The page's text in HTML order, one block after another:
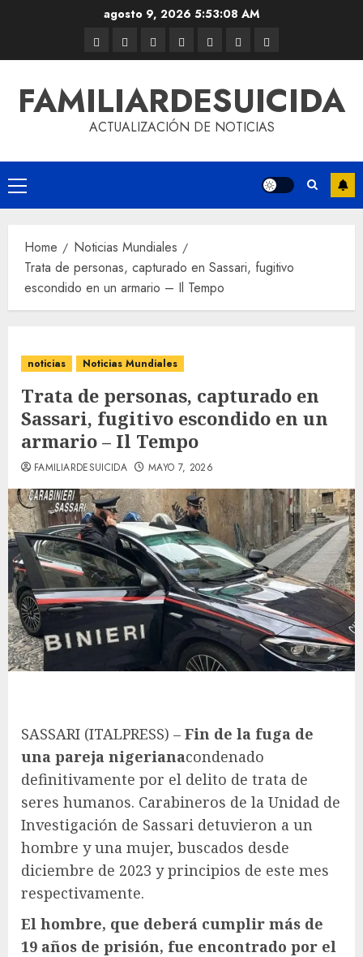
agosto 9, 2026 5:53:08 AM
FAMILIARDESUICIDA
ACTUALIZACIÓN DE NOTICIAS
Home
Noticias Mundiales
Trata de personas, capturado en Sassari, fugitivo
escondido en un armario – Il Tempo
noticias Noticias Mundiales
Trata de personas, capturado en
Sassari, fugitivo escondido en un
armario – Il Tempo
FAMILIARDESUICIDA MAYO 7, 2026
SASSARI (ITALPRESS) – Fin de la fuga de
una pareja nigerianacondenado
definitivamente por el delito de trata de
seres humanos. Carabineros de la Unidad de
Investigación de Sassari detuvieron a un
hombre y una mujer, buscados desde
diciembre de 2023 y principios de este mes
respectivamente.
El hombre, que deberá cumplir más de
19 años de prisión, fue encontrado por el